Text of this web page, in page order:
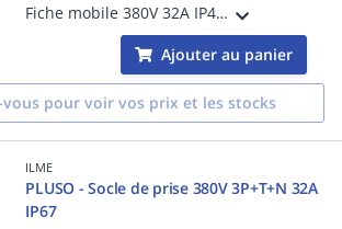
Fiche mobile 380V 32A IP44 3 Pôles + Neutre + Terre avec inversion de phases
Ajouter au panier
vous pour voir vos prix et les stocks
ILME
PLUSO - Socle de prise 380V 3P+T+N 32A
IP67